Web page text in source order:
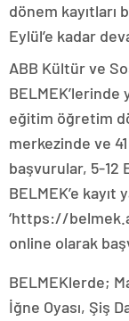
dönem kayıtları
Eylül’e kadar
ABB Kültür ve
BELMEK’lerinde
eğitim öğretim
merkezinde ve
başvurular, 5-12
BELMEK’e
‘https://
online olarak
BELMEKlerde;
İğne Oyası, Şiş